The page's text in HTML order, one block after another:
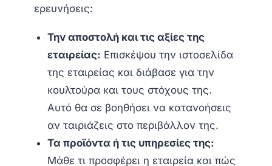
ερευνήσεις:
Την αποστολή και τις αξίες της
εταιρείας: Επισκέψου την ιστοσελίδα
της εταιρείας και διάβασε για την
κουλτούρα και τους στόχους της.
Αυτό θα σε βοηθήσει να κατανοήσεις
αν ταιριάζεις στο περιβάλλον της.
Τα προϊόντα ή τις υπηρεσίες της:
Μάθε τι προσφέρει η εταιρεία και πώς